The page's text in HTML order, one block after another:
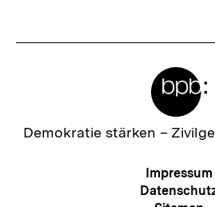
h
Zur
Demokratie stärken –
Meta-
Impressum